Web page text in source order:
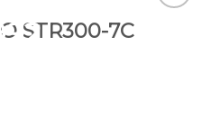
STR300-7C